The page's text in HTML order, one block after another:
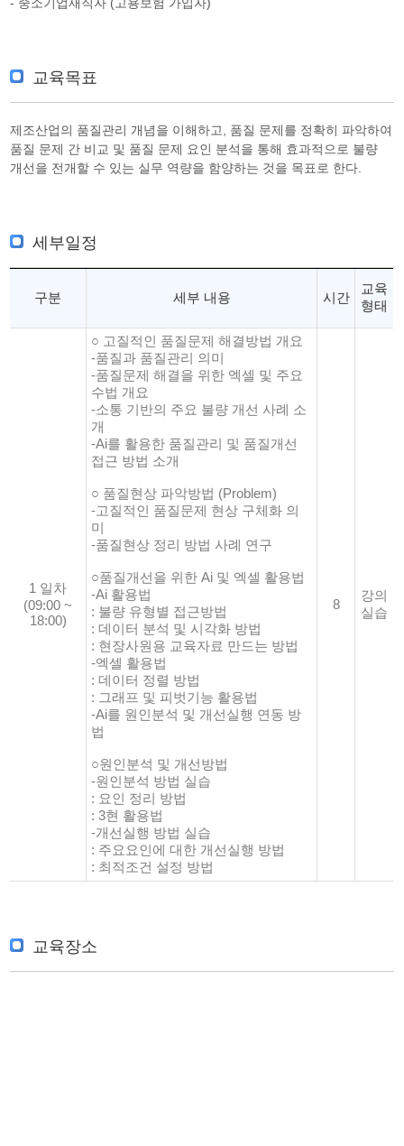
교육목표
제조산업의 품질관리 개념을 이해하고, 품질 문제를 정확히 파악하여
품질 문제 간 비교 및 품질 문제 요인 분석을 통해 효과적으로 불량
개선을 전개할 수 있는 실무 역량을 함양하는 것을 목표로 한다.
세부일정
구분 세부 내용 시간
교육
형태
1 일차
(09:00 ~
18:00)
○ 고질적인 품질문제 해결방법 개요
-품질과 품질관리 의미
-품질문제 해결을 위한 엑셀 및 주요
수법 개요
-소통 기반의 주요 불량 개선 사례 소
개
-Ai를 활용한 품질관리 및 품질개선
접근 방법 소개
○ 품질현상 파악방법 (Problem)
-고질적인 품질문제 현상 구체화 의
미
-품질현상 정리 방법 사례 연구
○품질개선을 위한 Ai 및 엑셀 활용법
-Ai 활용법
: 불량 유형별 접근방법
: 데이터 분석 및 시각화 방법
: 현장사원용 교육자료 만드는 방법
-엑셀 활용법
: 데이터 정렬 방법
: 그래프 및 피벗기능 활용법
-Ai를 원인분석 및 개선실행 연동 방
법
○원인분석 및 개선방법
-원인분석 방법 실습
: 요인 정리 방법
: 3현 활용법
-개선실행 방법 실습
: 주요요인에 대한 개선실행 방법
: 최적조건 설정 방법
8
강의
실습
교육장소